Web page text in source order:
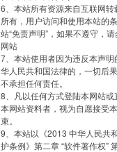
6、本站所有资源来自互联网
所有，用户访问和使用本站的
站“免责声明”，如果不遵守，
网站
7、本站使用者因为违反本声
华人民共和国法律的，一切后
不承担任何责任。
8、凡以任何方式登陆本网站
本网站资料者，视为自愿接受
束。
9、本站以《2013 中华人民共
护条例》第二章 “软件著作权”